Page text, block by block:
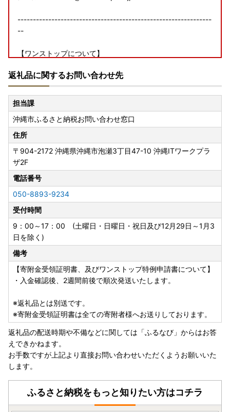
---------------------------------------------------------------
--
【ワンストップについて】
です。添付書類と合わせて期限内に下記へご郵送下さい。
〒904-8501
沖縄県沖縄市仲宗根町26－1
沖縄市役所 経済文化部 観光スポーツ振興課 宛
▼▼▼下記よりダウンロード頂けます▼▼▼
・ワンストップ特例申請書
https://okifuru.com/onestop.pdf
・ワンストップ特例申請 添付書類貼付用紙、記入例
https://okifuru.com/onestop_doc.pdf
---------------------------------------------------------------
--
【ふるさと納税の対象となる地方団体の指定について】
沖縄市は令和7年9月26日付総務大臣通知「ふるさと納税の
法（昭和25年法律第226号）第37条の2第2項及び第314条の
7第2項の規定に基づき、ふるさと納税の対象となる地方団体
として指定されました。
指定対象期間は、令和7年10月1日から令和8年9月30日まで
です。
返礼品に関するお問い合わせ先
担当課
沖縄市ふるさと納税お問い合わせ窓口
住所
〒904-2172 沖縄県沖縄市泡瀬3丁目47-10 沖縄ITワークプラ
ザ2F
電話番号
050-8893-9234
受付時間
9：00～17：00 (土曜日・日曜日・祝日及び12月29日～1月3
日を除く)
備考
【寄附金受領証明書、及びワンストップ特例申請書について】
・入金確認後、2週間前後で順次発送いたします。
※返礼品とは別送です。
※寄附金受領証明書は全ての寄附者様へお送りしております。
返礼品の配送時期や不備などに関しては「ふるなび」からはお答
えできかねます。
お手数ですが上記より直接お問い合わせいただくようお願いいた
します。
ふるさと納税をもっと知りたい方はコチラ